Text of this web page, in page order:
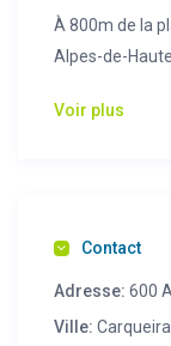
À 800m de la
Alpes-de-
Maures ou
presqu’île de
Voir plus
Contact
Adresse: 600
Ville: